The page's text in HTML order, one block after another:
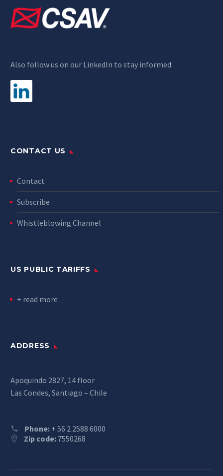
Also follow us on our LinkedIn to stay informed:
CONTACT US
Contact
Subscribe
Whistleblowing Channel
US PUBLIC TARIFFS
+ read more
ADDRESS
Apoquindo 2827, 14 floor
Las Condes, Santiago – Chile
Phone: + 56 2 2588 6000
Zip code: 7550268